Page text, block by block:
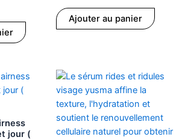
Ajouter au panier
jour (